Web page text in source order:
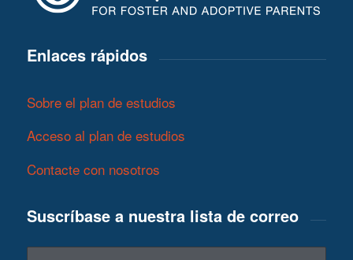
Enlaces rápidos
Sobre el plan de estudios
Acceso al plan de estudios
Contacte con nosotros
Suscríbase a nuestra lista de correo